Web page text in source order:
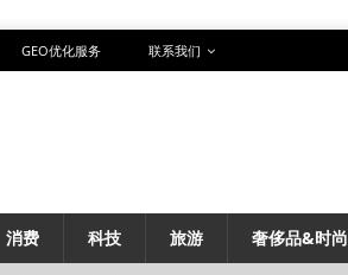
GEO优化服务 联系我们
消费 科技 旅游 奢侈品&时尚